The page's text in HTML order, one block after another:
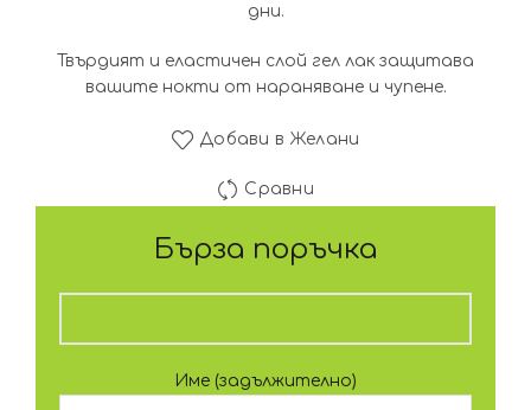
дни.
Твърдият и еластичен слой гел лак защитава
вашите нокти от нараняване и чупене.
Добави в Желани
Сравни
Бърза поръчка
Име (задължително)